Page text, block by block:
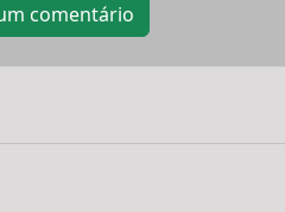
comentário